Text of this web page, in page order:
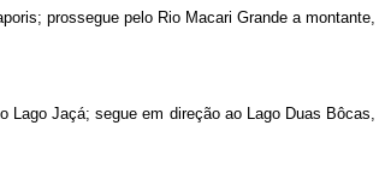
prossegue pelo Rio Macari Grande a montante,
Lago Jaçá; segue em direção ao Lago Duas Bôcas,